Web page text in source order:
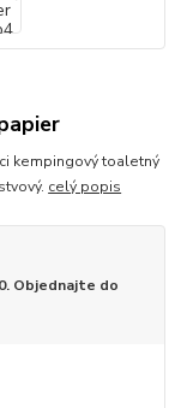
kempingový toaletný
celý popis
Objednajte do